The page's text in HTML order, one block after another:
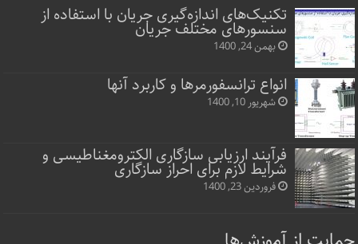
تکنیک‌های اندازه‌گیری جریان با استفاده از
سنسورهای مختلف جریان
بهمن 24, 1400
انواع ترانسفورمرها و کاربرد آنها
شهریور 10, 1400
فرآیند ارزیابی سازگاری الکترومغناطیسی و
شرایط لازم برای احراز سازگاری
فروردین 23, 1400